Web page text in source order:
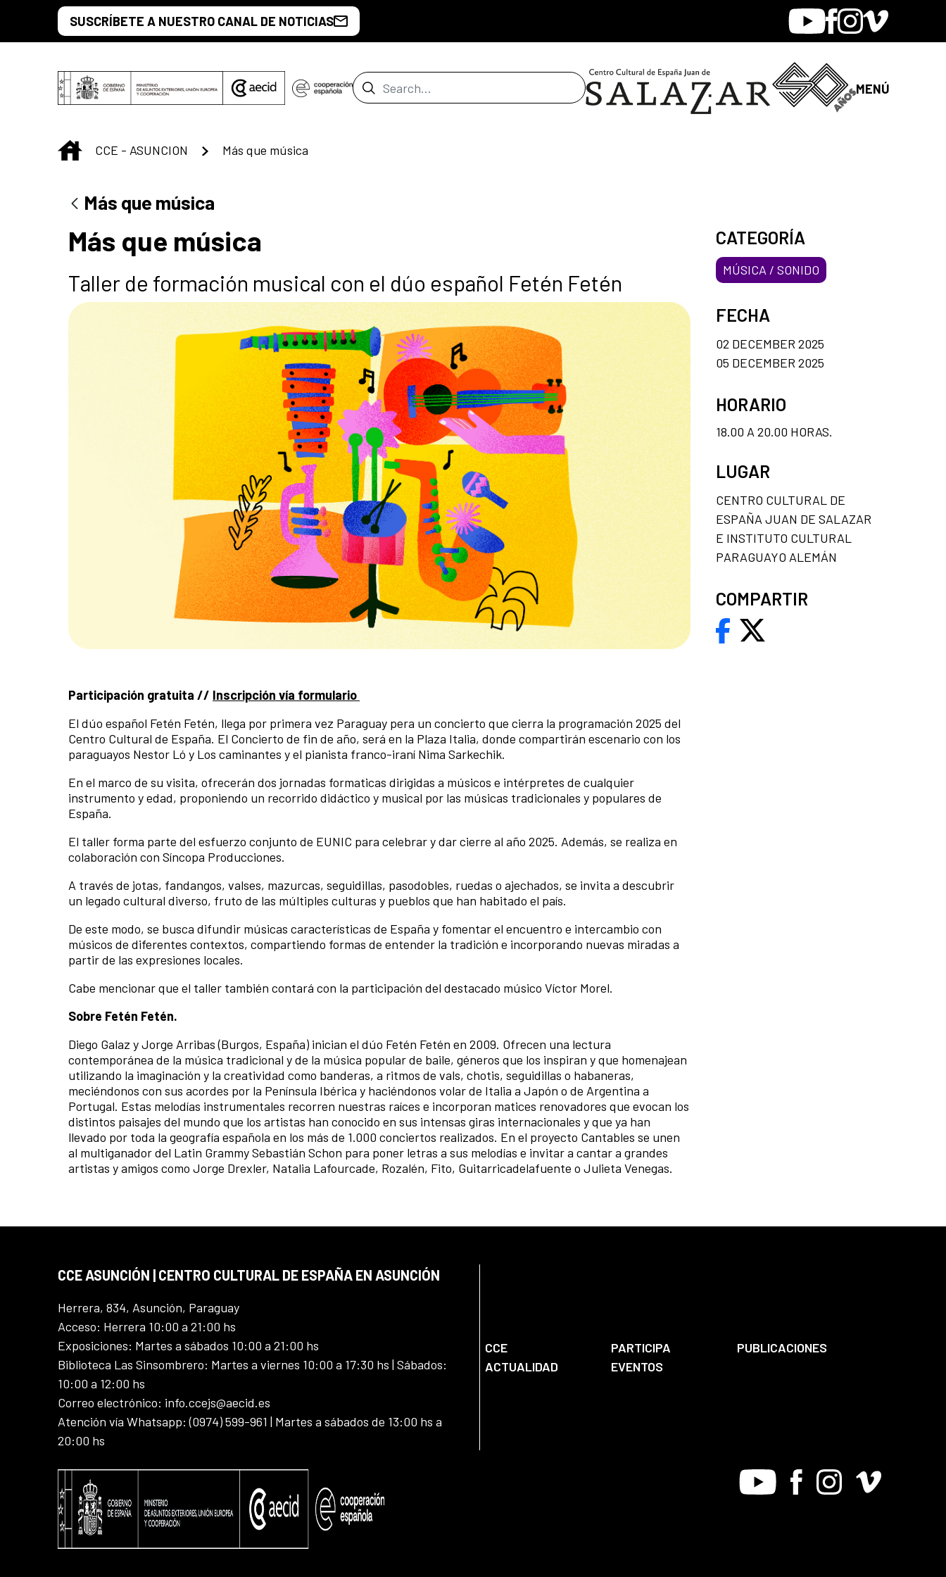
Skip to Main ContentSUSCRÍBETE A NUESTRO CANAL DE NOTICIAS YoutubeFacebook
Instagram
Vimeo
Search Bar MENÚ
INICIO
CCE - ASUNCION Más que música
Más que música
Más que música
Taller de formación musical con el dúo español Fetén Fetén
Participación gratuita // Inscripción vía formulario
El dúo español Fetén Fetén, llega por primera vez Paraguay pera un concierto que cierra la programación 2025 del
Centro Cultural de España. El Concierto de fin de año, será en la Plaza Italia, donde compartirán escenario con los
paraguayos Nestor Ló y Los caminantes y el pianista franco-iraní Nima Sarkechik.
En el marco de su visita, ofrecerán dos jornadas formaticas dirigidas a músicos e intérpretes de cualquier
instrumento y edad, proponiendo un recorrido didáctico y musical por las músicas tradicionales y populares de
España.
El taller forma parte del esfuerzo conjunto de EUNIC para celebrar y dar cierre al año 2025. Además, se realiza en
colaboración con Síncopa Producciones.
A través de jotas, fandangos, valses, mazurcas, seguidillas, pasodobles, ruedas o ajechados, se invita a descubrir
un legado cultural diverso, fruto de las múltiples culturas y pueblos que han habitado el país.
De este modo, se busca difundir músicas características de España y fomentar el encuentro e intercambio con
músicos de diferentes contextos, compartiendo formas de entender la tradición e incorporando nuevas miradas a
partir de las expresiones locales.
Cabe mencionar que el taller también contará con la participación del destacado músico Víctor Morel.
Sobre Fetén Fetén.
Diego Galaz y Jorge Arribas (Burgos, España) inician el dúo Fetén Fetén en 2009. Ofrecen una lectura
contemporánea de la música tradicional y de la música popular de baile, géneros que los inspiran y que homenajean
utilizando la imaginación y la creatividad como banderas, a ritmos de vals, chotis, seguidillas o habaneras,
meciéndonos con sus acordes por la Península Ibérica y haciéndonos volar de Italia a Japón o de Argentina a
Portugal. Estas melodías instrumentales recorren nuestras raíces e incorporan matices renovadores que evocan los
distintos paisajes del mundo que los artistas han conocido en sus intensas giras internacionales y que ya han
llevado por toda la geografía española en los más de 1.000 conciertos realizados. En el proyecto Cantables se unen
al multiganador del Latin Grammy Sebastián Schon para poner letras a sus melodías e invitar a cantar a grandes
artistas y amigos como Jorge Drexler, Natalia Lafourcade, Rozalén, Fito, Guitarricadelafuente o Julieta Venegas.
CATEGORÍA
MÚSICA / SONIDO
FECHA
02 DECEMBER 2025
05 DECEMBER 2025
HORARIO
18.00 A 20.00 HORAS.
LUGAR
CENTRO CULTURAL DE
ESPAÑA JUAN DE SALAZAR
E INSTITUTO CULTURAL
PARAGUAYO ALEMÁN
COMPARTIR
CCE ASUNCIÓN | CENTRO CULTURAL DE ESPAÑA EN ASUNCIÓN
Herrera, 834, Asunción, Paraguay
Acceso: Herrera 10:00 a 21:00 hs
Exposiciones: Martes a sábados 10:00 a 21:00 hs
Biblioteca Las Sinsombrero: Martes a viernes 10:00 a 17:30 hs | Sábados:
10:00 a 12:00 hs
Correo electrónico: info.ccejs@aecid.es
Atención vía Whatsapp: (0974) 599-961 | Martes a sábados de 13:00 hs a
20:00 hs
CCE PARTICIPA
PUBLICACIONES
ACTUALIDAD
EVENTOS
Youtube FacebookInstagram
Vimeo